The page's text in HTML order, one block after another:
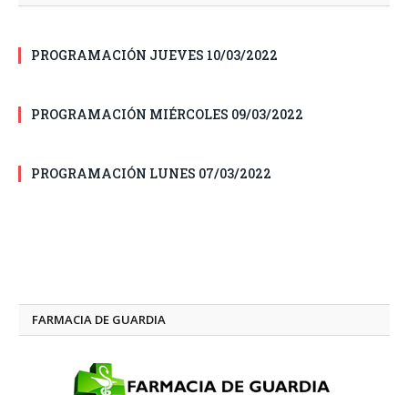
PROGRAMACIÓN JUEVES 10/03/2022
PROGRAMACIÓN MIÉRCOLES 09/03/2022
PROGRAMACIÓN LUNES 07/03/2022
FARMACIA DE GUARDIA